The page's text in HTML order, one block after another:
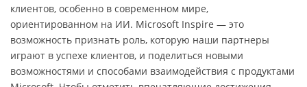
клиентов, особенно в современном мире,
ориентированном на ИИ. Microsoft Inspire — это
возможность признать роль, которую наши партнеры
играют в успехе клиентов, и поделиться новыми
возможностями и способами взаимодействия с продуктами